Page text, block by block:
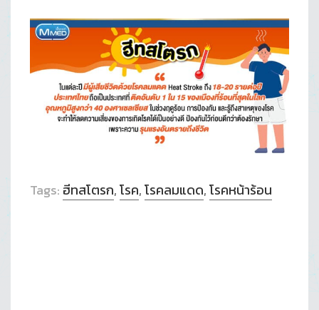
Tags: ฮีทสโตรก,โรค,โรคลมแดด,โรคหน้าร้อน